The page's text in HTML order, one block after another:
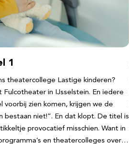
1
theatercollege Lastige kinderen?
Fulcotheater in IJsselstein. En iedere
voorbij zien komen, krijgen we de
bestaan niet!”. En dat klopt. De titel is
provocatief misschien. Want in
en theatercolleges over…